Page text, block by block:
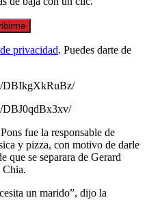
privacidad. Puedes darte de
DBIkgXkRuBz/
DBJ0qdBx3xv/
fue la responsable de
y pizza, con motivo de darle
que se separara de Gerard
Chia.
un marido”, dijo la